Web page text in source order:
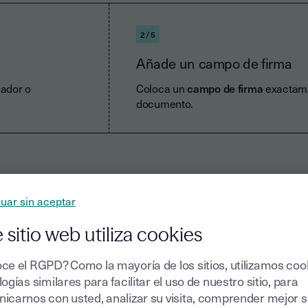
o
2/5
Añade un campo de firma
Coloca uncampo de firma
documento.
de archivos
sin aceptar
sitio web utiliza cookies
el RGPD? Como la mayoría de los sitios, utilizamos
similares para facilitar el uso de nuestro sitio, para
con usted, analizar su visita, comprender mejor